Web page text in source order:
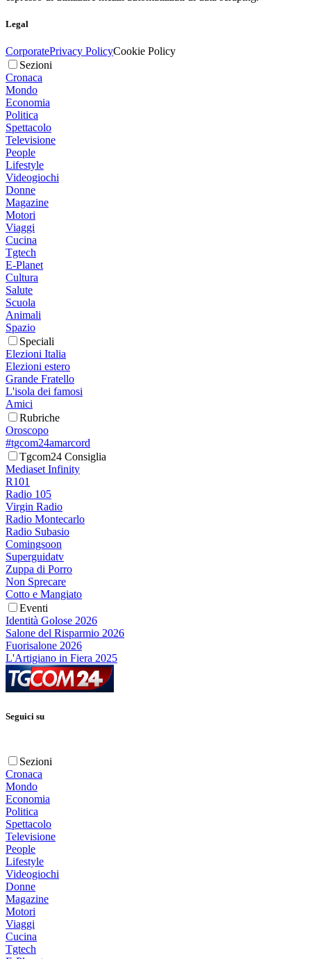
Legal
CorporatePrivacy PolicyCookie Policy
Sezioni
Cronaca
Mondo
Economia
Politica
Spettacolo
Televisione
People
Lifestyle
Videogiochi
Donne
Magazine
Motori
Viaggi
Cucina
Tgtech
E-Planet
Cultura
Salute
Scuola
Animali
Spazio
Speciali
Elezioni Italia
Elezioni estero
Grande Fratello
L'isola dei famosi
Amici
Rubriche
Oroscopo
#tgcom24amarcord
Tgcom24 Consiglia
Mediaset Infinity
R101
Radio 105
Virgin Radio
Radio Montecarlo
Radio Subasio
Comingsoon
Superguidatv
Zuppa di Porro
Non Sprecare
Cotto e Mangiato
Eventi
Identità Golose 2026
Salone del Risparmio 2026
Fuorisalone 2026
L'Artigiano in Fiera 2025
Seguici su
Sezioni
Cronaca
Mondo
Economia
Politica
Spettacolo
Televisione
People
Lifestyle
Videogiochi
Donne
Magazine
Motori
Viaggi
Cucina
Tgtech